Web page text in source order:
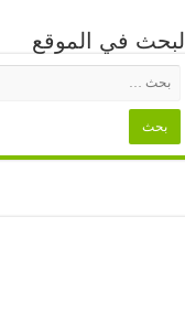
البحث في الموقع